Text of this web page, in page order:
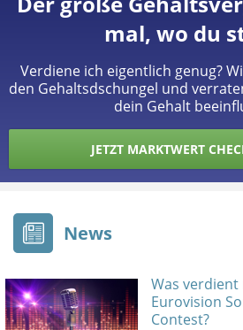
mal, wo du
Verdiene ich eigentlich genug?
den Gehaltsdschungel und
dein Gehalt
JETZT MARKTWERT
News
Was
Eurovision
Contest?